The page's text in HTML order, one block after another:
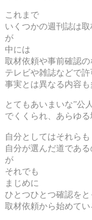
これまで
いくつかの週刊誌は
が
中には
取材依頼や事前確認の
テレビや雑誌などで
事実とは異なる内容
とてもあいまいな”公
でくくられ、あらゆ
自分としてはそれらも
自分が選んだ道であ
が
それでも
まじめに
ひとつひとつ確認をと
取材依頼から始めて